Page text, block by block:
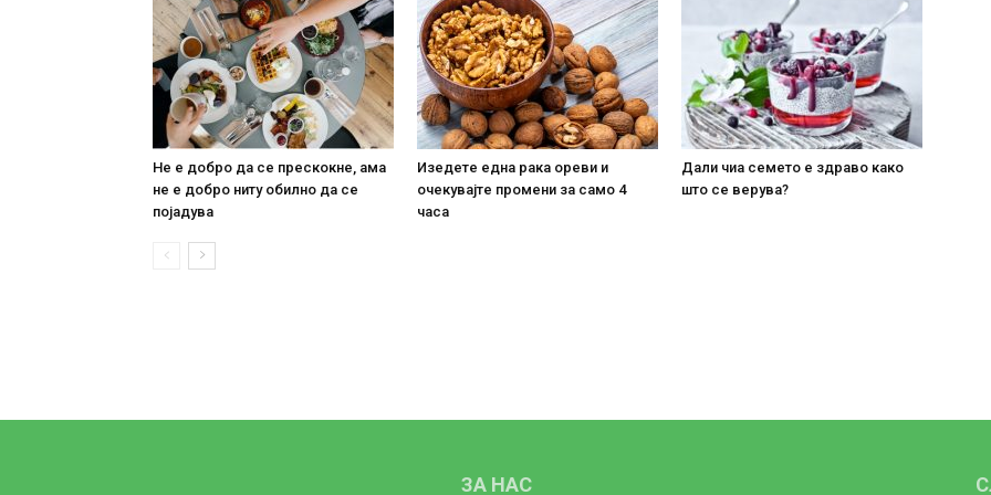
Не е добро да се прескокне, ама
не е добро ниту обилно да се
појадува
Изедете една рака ореви и
очекувајте промени за само 4
часа
Дали чиа семето е здраво како
што се верува?
ЗА НАС